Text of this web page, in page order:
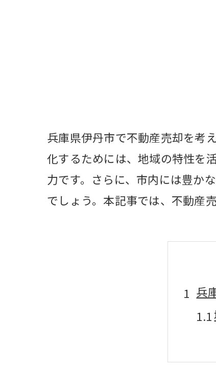
兵庫県伊丹市で不動産売却を考
化するためには、地域の特性を
力です。さらに、市内には豊か
でしょう。本記事では、不動産
兵